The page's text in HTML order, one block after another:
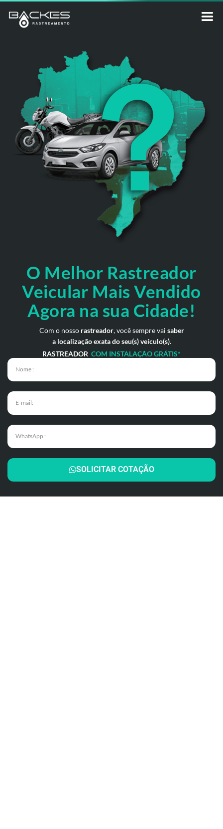
O Melhor Rastreador
Veicular Mais Vendido
Agora na sua Cidade!
Com o nosso rastreador, você sempre vai saber
a localização exata do seu(s) veículo(s).
RASTREADOR COM INSTALAÇÃO GRÁTIS*
SOLICITAR COTAÇÃO